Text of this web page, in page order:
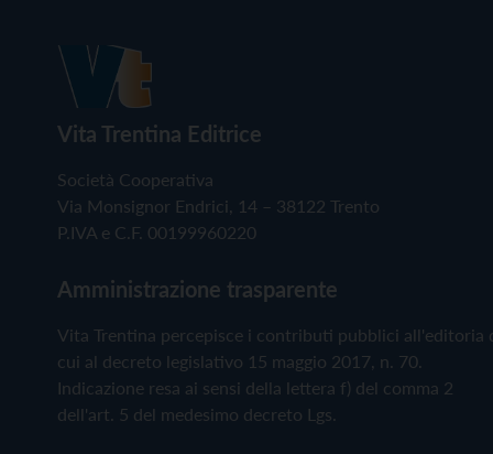
Vita Trentina Editrice
Società Cooperativa
Via Monsignor Endrici, 14 – 38122 Trento
P.IVA e C.F. 00199960220
Amministrazione trasparente
Vita Trentina percepisce i contributi pubblici all'editoria
cui al decreto legislativo 15 maggio 2017, n. 70.
Indicazione resa ai sensi della lettera f) del comma 2
dell'art. 5 del medesimo decreto Lgs.